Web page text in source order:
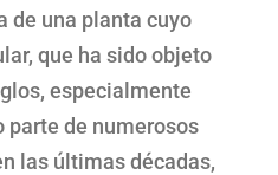
de una planta cuyo
que ha sido objeto
especialmente
parte de numerosos
las últimas décadas,